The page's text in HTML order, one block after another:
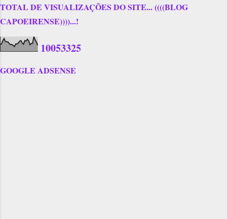
TOTAL DE VISUALIZAÇÕES DO SITE... ((((BLOG
CAPOEIRENSE))))...!
10053325
GOOGLE ADSENSE